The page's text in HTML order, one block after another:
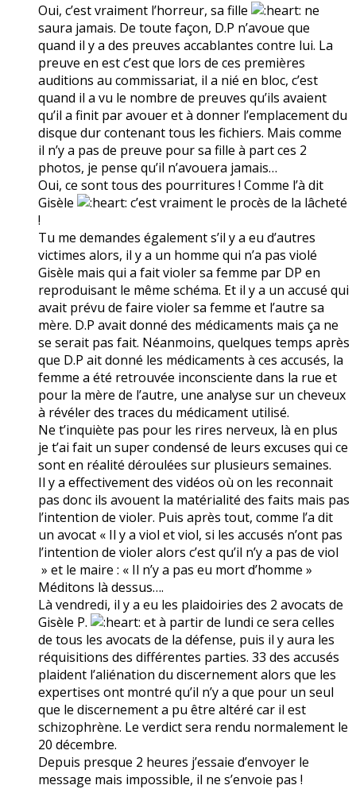
Oui, c’est vraiment l’horreur, sa fille
ne
saura jamais. De toute façon, D.P n’avoue que
quand il y a des preuves accablantes contre lui. La
preuve en est c’est que lors de ces premières
auditions au commissariat, il a nié en bloc, c’est
quand il a vu le nombre de preuves qu’ils avaient
qu’il a finit par avouer et à donner l’emplacement du
disque dur contenant tous les fichiers. Mais comme
il n’y a pas de preuve pour sa fille à part ces 2
photos, je pense qu’il n’avouera jamais…
Oui, ce sont tous des pourritures ! Comme l’à dit
Gisèle
c’est vraiment le procès de la lâcheté
!
Tu me demandes également s’il y a eu d’autres
victimes alors, il y a un homme qui n’a pas violé
Gisèle mais qui a fait violer sa femme par DP en
reproduisant le même schéma. Et il y a un accusé qui
avait prévu de faire violer sa femme et l’autre sa
mère. D.P avait donné des médicaments mais ça ne
se serait pas fait. Néanmoins, quelques temps après
que D.P ait donné les médicaments à ces accusés, la
femme a été retrouvée inconsciente dans la rue et
pour la mère de l’autre, une analyse sur un cheveux
à révéler des traces du médicament utilisé.
Ne t’inquiète pas pour les rires nerveux, là en plus
je t’ai fait un super condensé de leurs excuses qui ce
sont en réalité déroulées sur plusieurs semaines.
Il y a effectivement des vidéos où on les reconnait
pas donc ils avouent la matérialité des faits mais pas
l’intention de violer. Puis après tout, comme l’a dit
un avocat « Il y a viol et viol, si les accusés n’ont pas
l’intention de violer alors c’est qu’il n’y a pas de viol
» et le maire : « Il n’y a pas eu mort d’homme »
Méditons là dessus….
Là vendredi, il y a eu les plaidoiries des 2 avocats de
Gisèle P.
et à partir de lundi ce sera celles
de tous les avocats de la défense, puis il y aura les
réquisitions des différentes parties. 33 des accusés
plaident l’aliénation du discernement alors que les
expertises ont montré qu’il n’y a que pour un seul
que le discernement a pu être altéré car il est
schizophrène. Le verdict sera rendu normalement le
20 décembre.
Depuis presque 2 heures j’essaie d’envoyer le
message mais impossible, il ne s’envoie pas !